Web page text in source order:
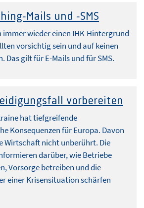
Mails und -SMS
wieder einen IHK-Hintergrund
vorsichtig sein und auf keinen
Das gilt für E-Mails und für SMS.
vorbereiten
hat tiefgreifende
Konsequenzen für Europa. Davon
Wirtschaft nicht unberührt. Die
darüber, wie Betriebe
Vorsorge betreiben und die
einer Krisensituation schärfen